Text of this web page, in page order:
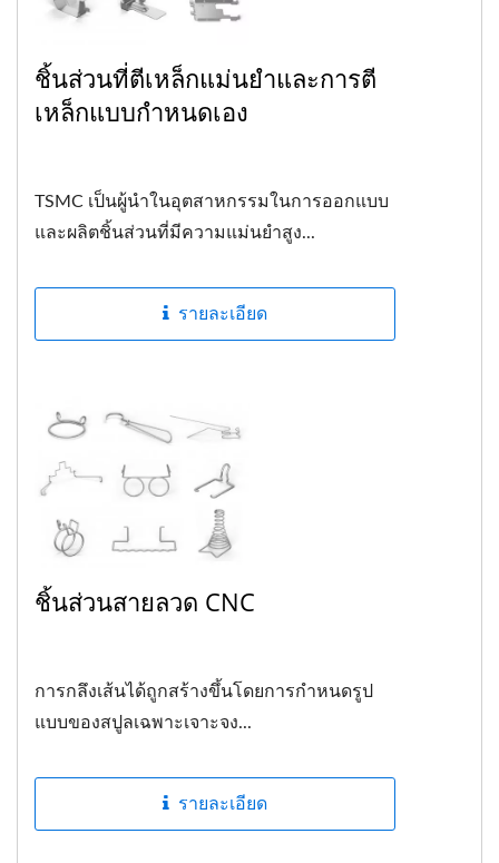
ชิ้นส่วนที่ตีเหล็กแม่นยำและการตี
เหล็กแบบกำหนดเอง
TSMC เป็นผู้นำในอุตสาหกรรมในการออกแบบ
และผลิตชิ้นส่วนที่มีความแม่นยำสูง...
รายละเอียด
ชิ้นส่วนสายลวด CNC
การกลึงเส้นได้ถูกสร้างขึ้นโดยการกำหนดรูป
แบบของสปูลเฉพาะเจาะจง...
รายละเอียด